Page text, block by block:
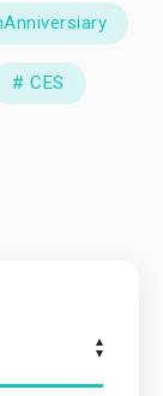
# CES